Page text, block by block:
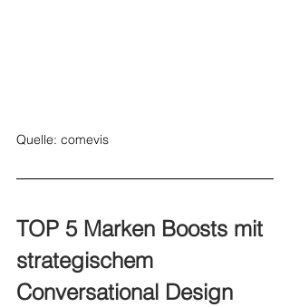
Quelle: comevis
TOP 5 Marken Boosts mit
strategischem
Conversational Design